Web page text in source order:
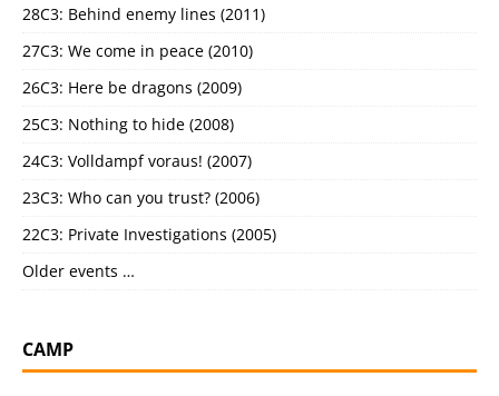
28C3: Behind enemy lines (2011)
27C3: We come in peace (2010)
26C3: Here be dragons (2009)
25C3: Nothing to hide (2008)
24C3: Volldampf voraus! (2007)
23C3: Who can you trust? (2006)
22C3: Private Investigations (2005)
Older events …
CAMP